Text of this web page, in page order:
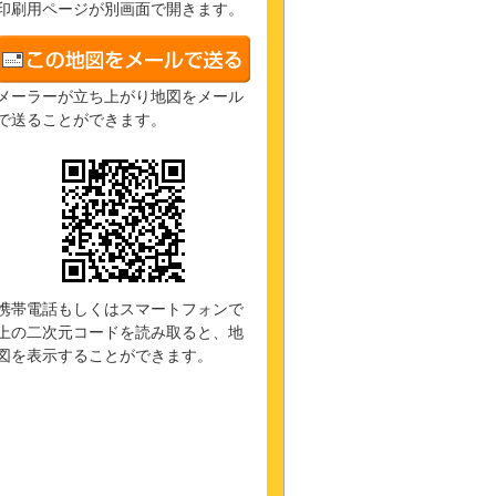
刷用ページが別画面で開きます。
ーラーが立ち上がり地図をメール
送ることができます。
帯電話もしくはスマートフォンで
の二次元コードを読み取ると、地
を表示することができます。